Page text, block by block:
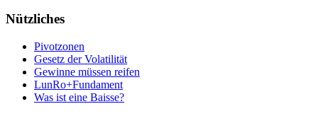
Nützliches
Pivotzonen
Gesetz der Volatilität
Gewinne müssen reifen
LunRo+Fundament
Was ist eine Baisse?